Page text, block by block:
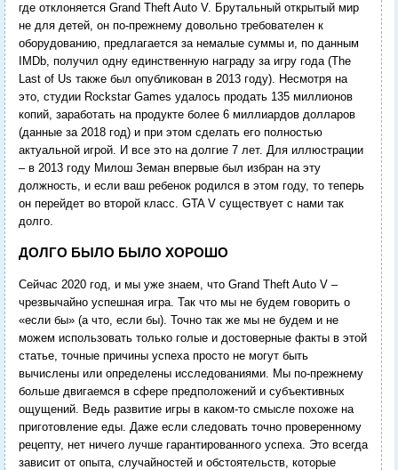
где отклоняется Grand Theft Auto V. Брутальный открытый мир
не для детей, он по-прежнему довольно требователен к
оборудованию, предлагается за немалые суммы и, по данным
IMDb, получил одну единственную награду за игру года (The
Last of Us также был опубликован в 2013 году). Несмотря на
это, студии Rockstar Games удалось продать 135 миллионов
копий, заработать на продукте более 6 миллиардов долларов
(данные за 2018 год) и при этом сделать его полностью
актуальной игрой. И все это на долгие 7 лет. Для иллюстрации
– в 2013 году Милош Земан впервые был избран на эту
должность, и если ваш ребенок родился в этом году, то теперь
он перейдет во второй класс. GTA V существует с нами так
долго.
ДОЛГО БЫЛО БЫЛО ХОРОШО
Сейчас 2020 год, и мы уже знаем, что Grand Theft Auto V –
чрезвычайно успешная игра. Так что мы не будем говорить о
«если бы» (а что, если бы). Точно так же мы не будем и не
можем использовать только голые и достоверные факты в этой
статье, точные причины успеха просто не могут быть
вычислены или определены исследованиями. Мы по-прежнему
больше двигаемся в сфере предположений и субъективных
ощущений. Ведь развитие игры в каком-то смысле похоже на
приготовление еды. Даже если следовать точно проверенному
рецепту, нет ничего лучше гарантированного успеха. Это всегда
зависит от опыта, случайностей и обстоятельств, которые